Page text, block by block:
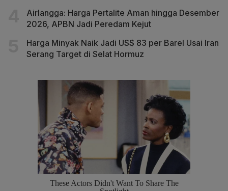
Airlangga: Harga Pertalite Aman hingga Desember
2026, APBN Jadi Peredam Kejut
Harga Minyak Naik Jadi US$ 83 per Barel Usai Iran
Serang Target di Selat Hormuz